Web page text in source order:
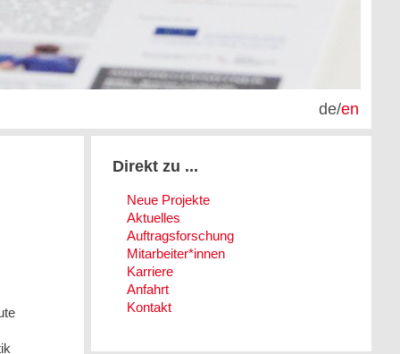
de/en
Direkt zu ...
Neue Projekte
Aktuelles
Auftragsforschung
Mitarbeiter*innen
Karriere
Anfahrt
Kontakt